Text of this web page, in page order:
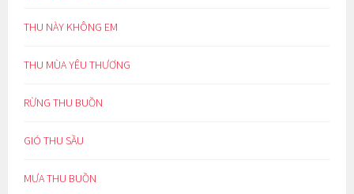
THU NÀY KHÔNG EM
THU MÙA YÊU THƯƠNG
RỪNG THU BUỒN
GIÓ THU SẦU
MƯA THU BUỒN